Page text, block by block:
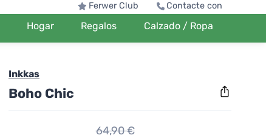
Ferwer Club Contacte con
Hogar Regalos Calzado / Ropa
Inkkas
Boho Chic
64,90 €